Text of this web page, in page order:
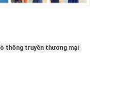
lò thông truyền thương mại